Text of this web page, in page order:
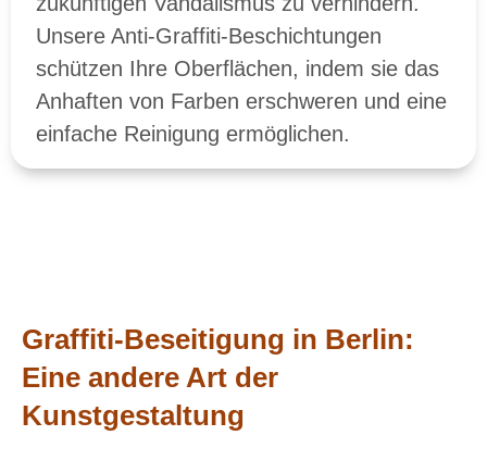
Unsere Anti-Graffiti-Beschichtungen
schützen Ihre Oberflächen, indem sie das
Anhaften von Farben erschweren und eine
einfache Reinigung ermöglichen.
Graffiti-Beseitigung in Berlin:
Eine andere Art der
Kunstgestaltung